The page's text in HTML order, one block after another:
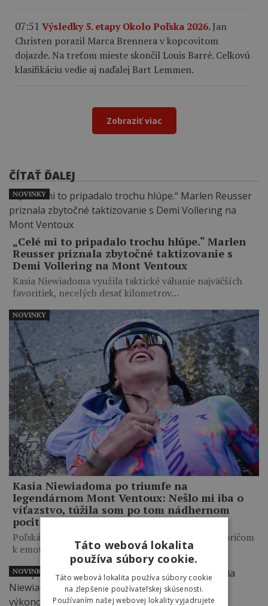
07:51 Výsledky 5. etapy Okolo Poľska 2026.Jan
Christen porazil Marca Brennera v kopcovitom
dojazde. Na treťom mieste skončil Louis Barré. Celkovú
klasifikáciu vedie aj naďalej Bart Lemmen.
Zobraziť viac
ČÍTAŤ ĎALEJ
„Celé mi to pripadalo trochu hlúpe.“ Marlen
Reusser priznala zbytočné taktizovanie s
Demi Vollering na Mont Ventoux
Kasia Niewiadoma využila taktické váhanie najväčších
favoritiek, necelých desať kilometrov…
NOVINKY
Kasia Niewiadoma po triumfe na
legendárnom Mont Ventoux: Nešlo mi iba o
víťazstvo, túžila som po tom nádhernom
pocite
Poľská cyklistka zaútočila ďaleko pred vrcholom, pričom
k emotívnemu triumfu…
NOVINKY
NOVINKY
Táto webová lokalita
používa súbory cookie.
Táto webová lokalita používa súbory cookie
na zlepšenie používateľskej skúsenosti.
Používaním našej webovej lokality vyjadrujete